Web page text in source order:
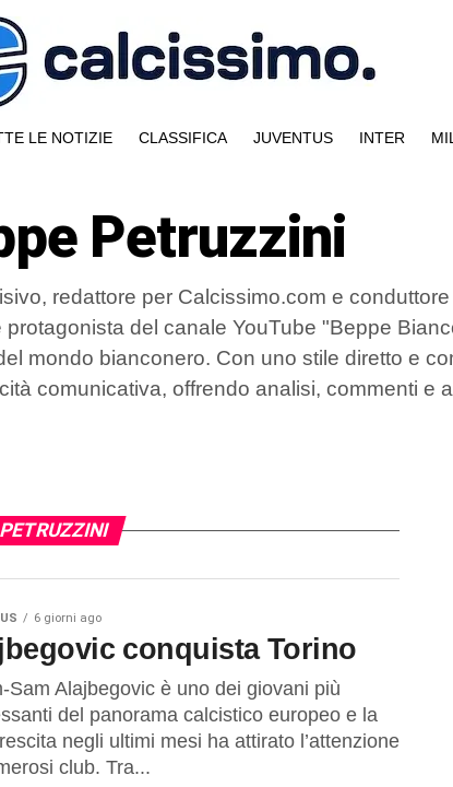
LE NOTIZIE CLASSIFICA JUVENTUS INTER
Petruzzini
redattore per Calcissimo.com e conduttore
protagonista del canale YouTube "Beppe
mondo bianconero. Con uno stile diretto e
comunicativa, offrendo analisi, commenti e
6 giorni ago
conquista Torino
Sam Alajbegovic è uno dei giovani più
del panorama calcistico europeo e la
negli ultimi mesi ha attirato l’attenzione
club. Tra...